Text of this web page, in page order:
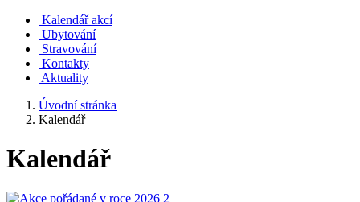
Kalendář akcí
Ubytování
Stravování
Kontakty
Aktuality
Úvodní stránka
Kalendář
Kalendář